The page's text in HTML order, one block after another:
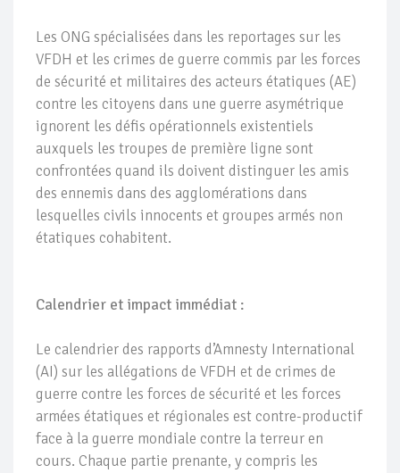
Les ONG spécialisées dans les reportages sur les
VFDH et les crimes de guerre commis par les forces
de sécurité et militaires des acteurs étatiques (AE)
contre les citoyens dans une guerre asymétrique
ignorent les défis opérationnels existentiels
auxquels les troupes de première ligne sont
confrontées quand ils doivent distinguer les amis
des ennemis dans des agglomérations dans
lesquelles civils innocents et groupes armés non
étatiques cohabitent.
Calendrier et impact immédiat :
Le calendrier des rapports d’Amnesty International
(AI) sur les allégations de VFDH et de crimes de
guerre contre les forces de sécurité et les forces
armées étatiques et régionales est contre-productif
face à la guerre mondiale contre la terreur en
cours. Chaque partie prenante, y compris les